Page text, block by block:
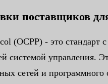
поставщиков
(OCPP) - это
системой управления.
сетей и